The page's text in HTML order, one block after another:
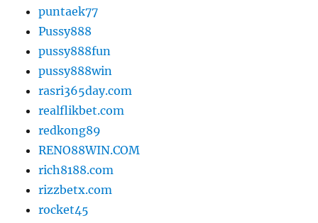
puntaek77
Pussy888
pussy888fun
pussy888win
rasri365day.com
realflikbet.com
redkong89
RENO88WIN.COM
rich8188.com
rizzbetx.com
rocket45